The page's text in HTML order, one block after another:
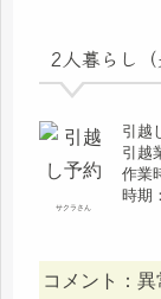
2人暮らし（
サクラさん
引越
引越
作業
時期
コメント：